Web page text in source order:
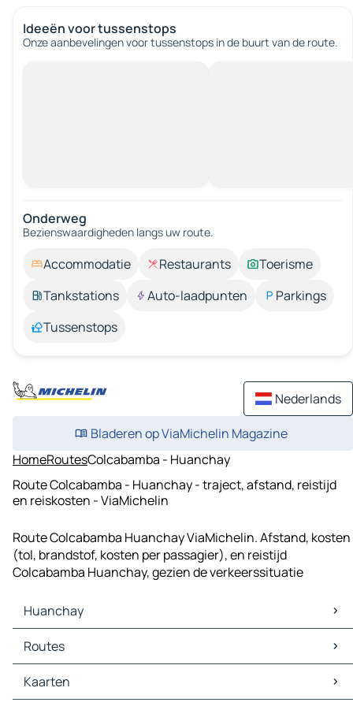
Ideeën voor tussenstops
Onze aanbevelingen voor tussenstops in de buurt van de route.
Onderweg
Bezienswaardigheden langs uw route.
Accommodatie Restaurants
Toerisme
Tankstations
Auto-laadpunten
Parkings
Tussenstops
Nederlands
Bladeren op ViaMichelin Magazine
HomeRoutesColcabamba - Huanchay
Route Colcabamba - Huanchay - traject, afstand, reistijd
en reiskosten - ViaMichelin
Route Colcabamba Huanchay ViaMichelin. Afstand, kosten
(tol, brandstof, kosten per passagier), en reistijd
Colcabamba Huanchay, gezien de verkeerssituatie
Huanchay
Huanchay Kaarten
Huanchay Verkeer
Huanchay Hotels
Huanchay Restaurants
Routes
Routes Huanchay - Pariacoto
Routes Huanchay - Pampas Grande
Kaarten